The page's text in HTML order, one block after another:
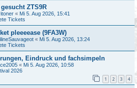
ZTS9R
« Mi 5. Aug 2026, 15:41
Tickets
pleeeease (9FA3W)
« Mi 5. Aug 2026, 13:24
Tickets
Eindruck und fachsimpeln
« Mi 5. Aug 2026, 10:58
2026
1 2 3 4